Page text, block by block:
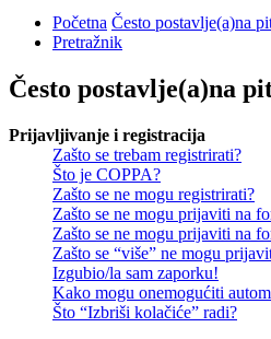
Početna Često postavlje(a)na
Pretražnik
Često postavlje(a)na
Prijavljivanje i registracija
Zašto se trebam registrirati?
Što je COPPA?
Zašto se ne mogu registrirati?
Zašto se ne mogu prijaviti na
Zašto se ne mogu prijaviti na
Zašto se “više” ne mogu
Izgubio/la sam zaporku!
Kako mogu onemogućiti
Što “Izbriši kolačiće” radi?